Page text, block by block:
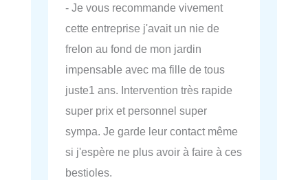
- Je vous recommande vivement
cette entreprise j'avait un nie de
frelon au fond de mon jardin
impensable avec ma fille de tous
juste1 ans. Intervention très rapide
super prix et personnel super
sympa. Je garde leur contact même
si j'espère ne plus avoir à faire à ces
bestioles.